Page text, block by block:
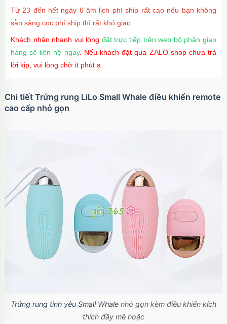
Mã
OPC17MX trị giá 70.000₫
suốt
MãOP17MX trị giá70.000₫
Ốp lưng iPhone 17 TPU Space trong suốt tối
Từ 23 đến hết ngày 6 âm lịch phí ship rất cao nếu bạn không
sẵn sàng cọc phí ship thì rất khó giao.
Khách nhận nhanh vui lòng đặt trực tiếp trên web bộ phận giao
hàng sẽ liên hệ ngay. Nếu khách đặt qua ZALO shop chưa trả
lời kịp, vui lòng chờ ít phút ạ.
Chi tiết Trứng rung LiLo Small Whale điều khiển remote
cao cấp nhỏ gọn
Trứng rung tình yêu Small Whalenhỏ gọn kèm điều khiển kích
thích đầy mê hoặc